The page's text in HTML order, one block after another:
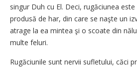
singur Duh cu El. Deci, rugăciunea
produsă de har, din care se naşte un
atrage la ea mintea şi o scoate din
multe feluri.
Rugăciunile sunt nervii sufletului, căci